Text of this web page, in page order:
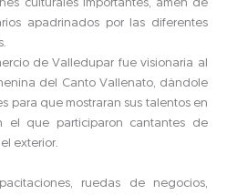
culturales importantes, amén de
apadrinados por las diferentes
de Valledupar fue visionaria al
del Canto Vallenato, dándole
para que mostraran sus talentos en
el que participaron cantantes de
exterior.
ruedas de negocios,